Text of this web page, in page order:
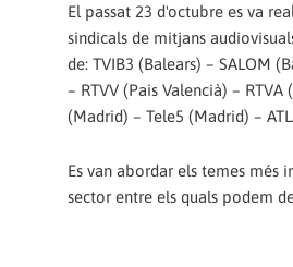
El passat 23 d'octubre es va
sindicals de mitjans
de: TVIB3 (Balears) – SALOM
– RTVV (Pais Valencià) – RTVA
(Madrid) – Tele5 (Madrid) –
Es van abordar els temes més
sector entre els quals podem